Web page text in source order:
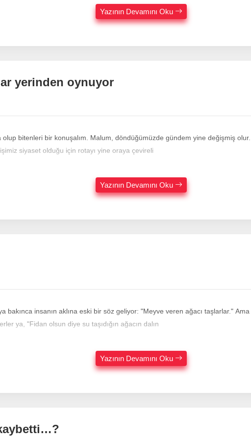
Yazının Devamını Oku
yerinden oynuyor
Malum, döndüğümüzde gündem yine değişmiş olur. Geçtiğimiz günlerde vefayı da konuştuk, vefasızlığı da...
siyaset olduğu için rotayı yine oraya çevireli
Yazının Devamını Oku
insanın aklına eski bir söz geliyor: "Meyve veren ağacı taşlarlar."
çıkmış gibi görünüyor… Hani derler ya, "Fidan olsun diye su taşıdığın ağacın dalın
Yazının Devamını Oku